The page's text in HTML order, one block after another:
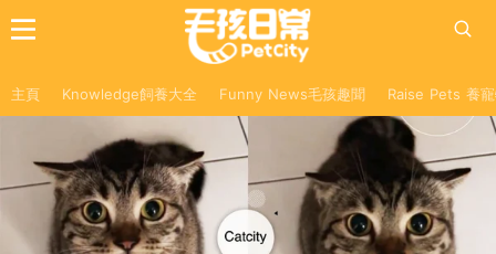
主頁 Knowledge飼養大全 Funny News毛孩趣聞 Raise Pets 養